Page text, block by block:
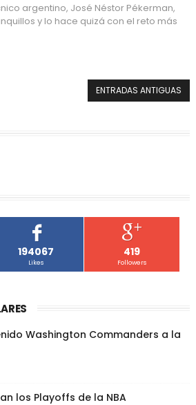
argentino, José Néstor Pékerman,
y lo hace quizá con el reto más
ENTRADAS ANTIGUAS
194067
Likes
419
Followers
Washington Commanders a la
los Playoffs de la NBA